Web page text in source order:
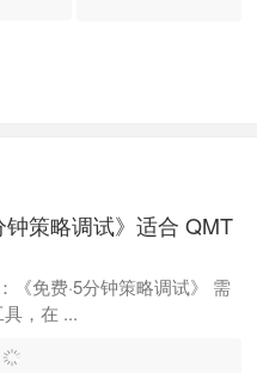
钟策略调试》适合 QMT
《免费·5分钟策略调试》 需
，在 ...